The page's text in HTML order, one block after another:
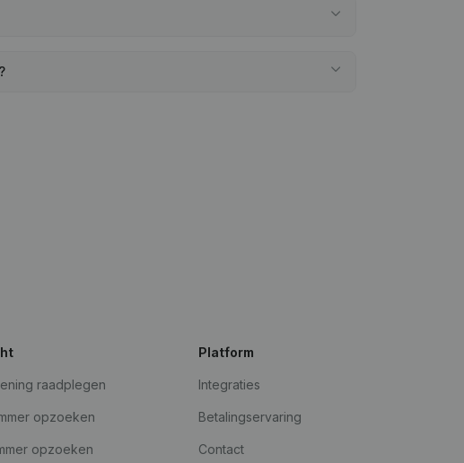
raadplegen
opzoeken
opzoeken
Platform
Integraties
Betalingservaring
Contact